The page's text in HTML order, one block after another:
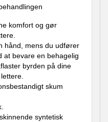
komfort og gør
hånd, mens du udfører
bevare en behagelig
byrden på dine
skum
syntetisk